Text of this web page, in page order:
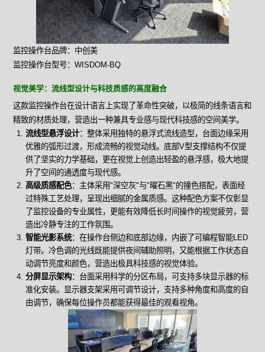
监控操作台品牌：中创美
监控操作台型号：WISDOM-BQ
视觉美学：流线型设计与科技质感的高度融合
这款监控操作台在设计语言上实现了革命性突破，以极简的线条语言和
精致的材质处理，营造出一种兼具专业感与现代科技感的空间美学。
流线型悬浮设计：整体采用独特的悬浮式流线造型，台面边缘采用
优雅的弧形过渡，形成流畅的视觉动线。底部V型支撑结构不仅提
供了坚实的力学基础，更在视觉上创造出轻盈的悬浮感，极大地提
升了空间的通透度与现代感。
高级质感配色：主体采用"深空灰"与"曜石黑"的撞色搭配，表面经
过特殊工艺处理，呈现出细腻的金属质感。这种配色方案不仅彰显
了监控设备的专业属性，更能有效降低长时间操作的视觉疲劳，营
造出冷静专注的工作氛围。
智能光影系统：在操作台侧边和底部边缘，内嵌了可编程智能LED
灯带。冷色调的光线既能提供夜间辅助照明，又能根据工作状态自
动调节亮度和颜色，营造出极具科技感的视觉体验。
分屏显示架构：台面采用科学的分区布局，可支持多块显示器的标
准化安装。显示器支架采用可调节设计，支持多种角度和高度的自
由调节，确保每位操作员都能获得最佳的观看视角。